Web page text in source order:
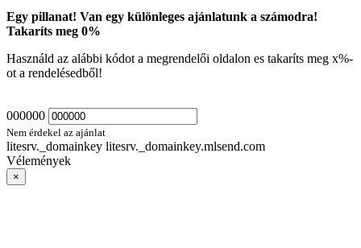
Egy pillanat! Van egy különleges ajánlatunk a számodra!
Takaríts meg 0%
Használd az alábbi kódot a megrendelői oldalon es takaríts meg x%-
ot a rendelésedből!
000000
Nem érdekel az ajánlat
litesrv._domainkey litesrv._domainkey.mlsend.com
Vélemények
×